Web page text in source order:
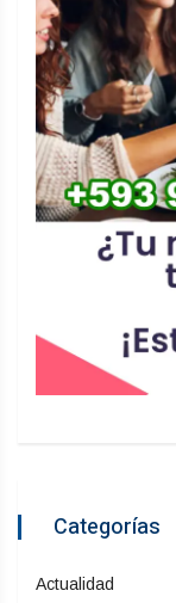
Categorías
Actualidad